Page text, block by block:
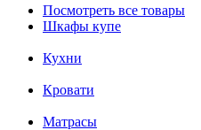
Посмотреть все товары
Шкафы купе
Кухни
Кровати
Матрасы